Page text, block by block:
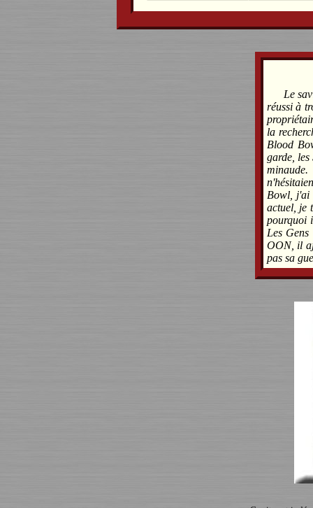
Le
réussi à
la
Blood
garde,
Bowl, j'ai
actuel, je
pourquoi
Les
OON, il
pas sa